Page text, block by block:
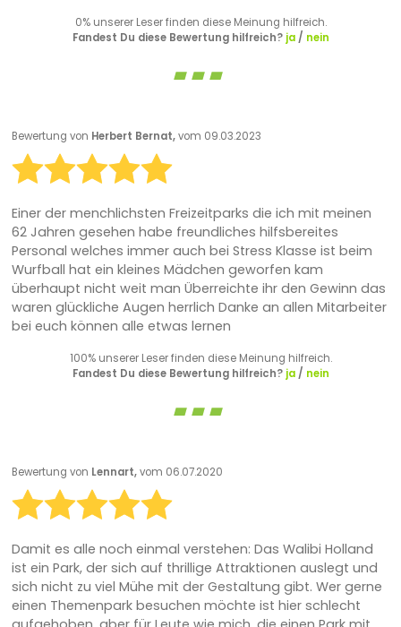
0% unserer Leser finden diese Meinung hilfreich.
Fandest Du diese Bewertung hilfreich? ja/ nein
Bewertung von Herbert Bernat,vom 09.03.2023
Einer der menchlichsten Freizeitparks die ich mit meinen
62 Jahren gesehen habe freundliches hilfsbereites
Personal welches immer auch bei Stress Klasse ist beim
Wurfball hat ein kleines Mädchen geworfen kam
überhaupt nicht weit man Überreichte ihr den Gewinn das
waren glückliche Augen herrlich Danke an allen Mitarbeiter
bei euch können alle etwas lernen
100% unserer Leser finden diese Meinung hilfreich.
Fandest Du diese Bewertung hilfreich? ja/ nein
Bewertung von Lennart,vom 06.07.2020
Damit es alle noch einmal verstehen: Das Walibi Holland
ist ein Park, der sich auf thrillige Attraktionen auslegt und
sich nicht zu viel Mühe mit der Gestaltung gibt. Wer gerne
einen Themenpark besuchen möchte ist hier schlecht